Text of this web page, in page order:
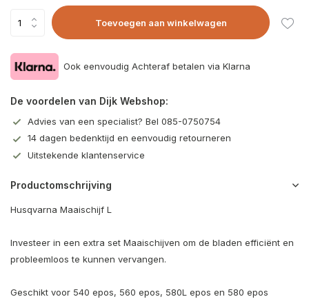
Toevoegen aan winkelwagen
Ook eenvoudig Achteraf betalen via Klarna
De voordelen van Dijk Webshop:
Advies van een specialist? Bel 085-0750754
14 dagen bedenktijd en eenvoudig retourneren
Uitstekende klantenservice
Productomschrijving
Husqvarna Maaischijf L
Investeer in een extra set Maaischijven om de bladen efficiënt en
probleemloos te kunnen vervangen.
Geschikt voor 540 epos, 560 epos, 580L epos en 580 epos